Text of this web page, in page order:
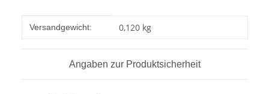
Produkteigenschaft
Wert
Versandgewicht: 0,120 kg
Angaben zur Produktsicherheit